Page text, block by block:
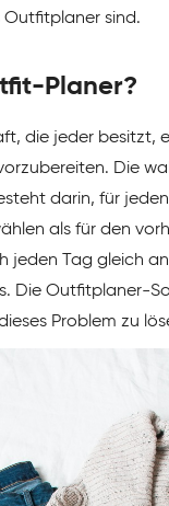
sind.
Planer?
die jeder besitzt,
Die
darin, für
als für den
jeden Tag gleich
Die Outfitplaner-
Problem zu